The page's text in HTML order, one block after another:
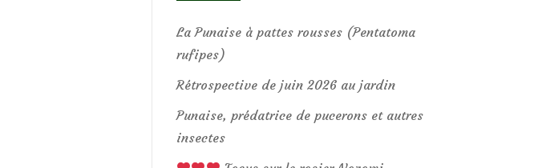
La Punaise à pattes rousses (Pentatoma
rufipes)
Rétrospective de juin 2026 au jardin
Punaise, prédatrice de pucerons et autres
insectes